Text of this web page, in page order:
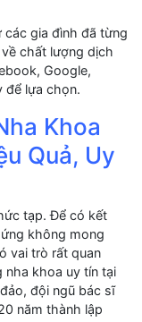
gia đình đã từng
chất lượng dịch
Google,
để lựa chọn.
Khoa
Quả, Uy
tạp. Để có kết
không mong
vai trò rất quan
nha khoa uy tín tại
đội ngũ bác sĩ
năm thành lập